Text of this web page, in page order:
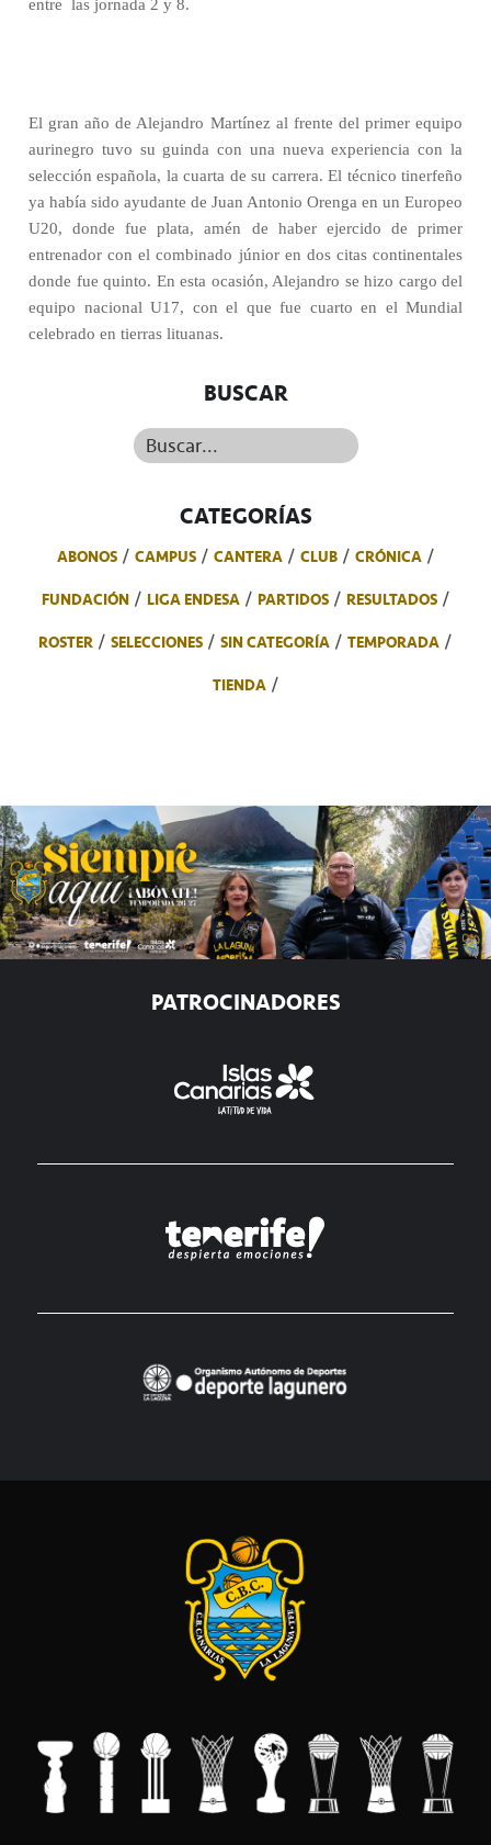
entre las jornada 2 y 8.
El gran año de Alejandro Martínez al frente del primer equipo
aurinegro tuvo su guinda con una nueva experiencia con la
selección española, la cuarta de su carrera. El técnico tinerfeño
ya había sido ayudante de Juan Antonio Orenga en un Europeo
U20, donde fue plata, amén de haber ejercido de primer
entrenador con el combinado júnior en dos citas continentales
donde fue quinto. En esta ocasión, Alejandro se hizo cargo del
equipo nacional U17, con el que fue cuarto en el Mundial
celebrado en tierras lituanas.
BUSCAR
Buscar...
CATEGORÍAS
ABONOS CAMPUS CANTERA CLUB
CRÓNICA
FUNDACIÓN
LIGA ENDESA PARTIDOS
RESULTADOS
ROSTER
SELECCIONES SIN CATEGORÍA
TEMPORADA
TIENDA
PATROCINADORES